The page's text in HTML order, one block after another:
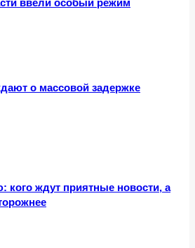
о массовой задержке
кого ждут приятные новости, а